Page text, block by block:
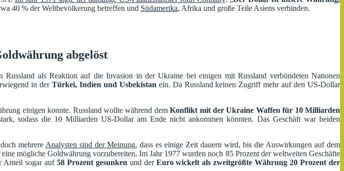
40 % der Weltbevölkerung betreffen und Südamerika, Afrika und große Teile Asiens verbinden.
abgelöst
als Reaktion auf die Invasion in der Ukraine bei einigen mit Russland verbündeten Nationen
in der Türkei, Indien und Usbekistan ein. Da Russland keinen Zugriff mehr auf den US-Dollar
einigen konnte. Russland wollte während demKonflikt mit der Ukraine Waffen für 10 Milliarden
sodass die 10 Milliarden US-Dollar am Ende nicht ankommen könnten. Das Geschäft war beiden
mehrere Analysten sind der Meinung, dass es einige Zeit dauern wird, bis die Auswirkungen auf dem
mögliche Goldwährung vorzubereiten. Im Jahr 1977 wurden noch 85 Prozent der weltweiten Geschäfte
Anteil sogar auf 58 Prozent gesunken und der Euro wickelt als zweitgrößteWährung20 Prozent der